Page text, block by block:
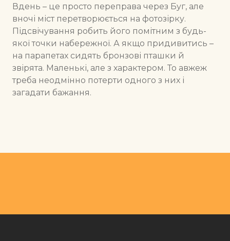
Вдень – це просто переправа через Буг, але
вночі міст перетворюється на фотозірку.
Підсвічування робить його помітним з будь-
якої точки набережної. А якщо придивитись –
на парапетах сидять бронзові пташки й
звірята. Маленькі, але з характером. То авжеж
треба неодмінно потерти одного з них і
загадати бажання.